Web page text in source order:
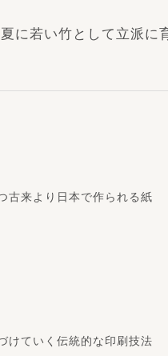
けていく伝統的な印刷技法
古来より日本で作られる紙
に若い竹として立派に